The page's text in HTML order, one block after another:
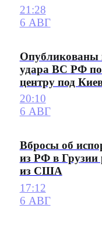
21:28
6 АВГ
Опубликованы
удара ВС РФ по
центру под
20:10
6 АВГ
Вбросы об
из РФ в Грузии
из США
17:12
6 АВГ